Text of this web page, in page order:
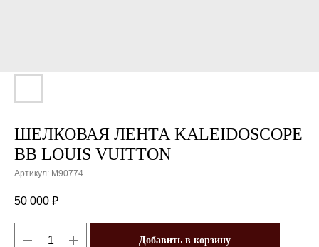
ШЕЛКОВАЯ ЛЕНТА KALEIDOSCOPE
BB LOUIS VUITTON
Артикул: M90774
50 000 ₽
Добавить в корзину